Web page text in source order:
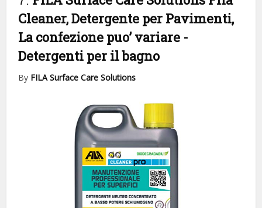
Cleaner, Detergente per Pavimenti,
La confezione puo’ variare -
Detergenti per il bagno
By FILA Surface Care Solutions